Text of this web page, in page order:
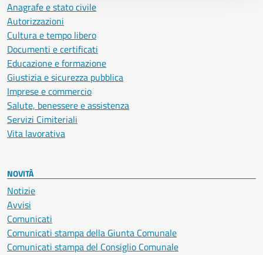
Anagrafe e stato civile
Autorizzazioni
Cultura e tempo libero
Documenti e certificati
Educazione e formazione
Giustizia e sicurezza pubblica
Imprese e commercio
Salute, benessere e assistenza
Servizi Cimiteriali
Vita lavorativa
NOVITÀ
Notizie
Avvisi
Comunicati
Comunicati stampa della Giunta Comunale
Comunicati stampa del Consiglio Comunale